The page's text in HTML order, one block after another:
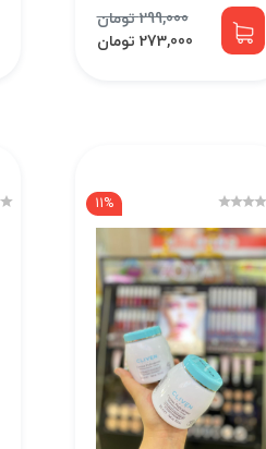
299,000 تومان
273,000 تومان
11%